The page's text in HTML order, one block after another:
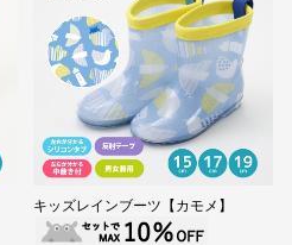
キッズレインブーツ【カモメ】